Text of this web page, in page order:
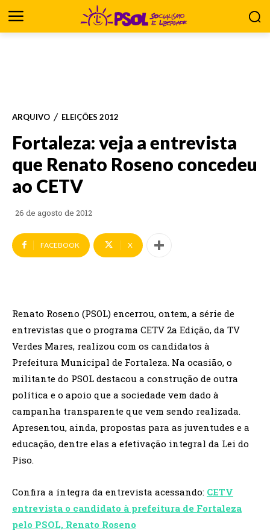
ARQUIVO ELEIÇÕES 2012
Fortaleza: veja a entrevista
que Renato Roseno concedeu
ao CETV
26 de agosto de 2012
FACEBOOK X
Renato Roseno (PSOL) encerrou, ontem, a série de
entrevistas que o programa CETV 2a Edição, da TV
Verdes Mares, realizou com os candidatos à
Prefeitura Municipal de Fortaleza. Na ocasião, o
militante do PSOL destacou a construção de outra
política e o apoio que a sociedade vem dado à
campanha transparente que vem sendo realizada.
Apresentou, ainda, propostas para as juventudes e a
educação, dentre elas a efetivação integral da Lei do
Piso.
Confira a íntegra da entrevista acessando: CETV
entrevista o candidato à prefeitura de Fortaleza
pelo PSOL, Renato Roseno